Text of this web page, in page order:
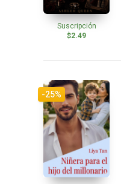
Suscripción
$2.49
-25%